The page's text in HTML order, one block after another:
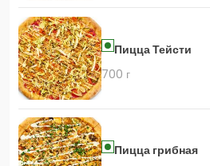
Пицца Тейсти
700 г
Пицца грибная